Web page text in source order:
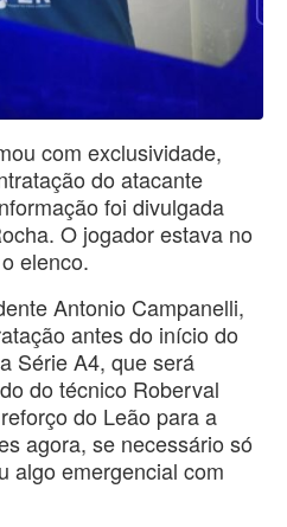
com exclusividade,
do atacante
foi divulgada
O jogador estava no
elenco.
Antonio Campanelli,
antes do início do
Série A4, que será
do técnico Roberval
do Leão para a
agora, se necessário só
algo emergencial com